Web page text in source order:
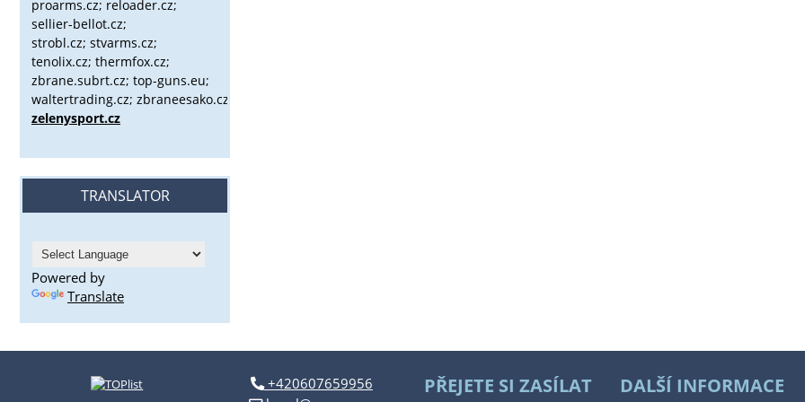
proarms.cz; reloader.cz;
sellier-bellot.cz;
strobl.cz; stvarms.cz;
tenolix.cz; thermfox.cz;
zbrane.subrt.cz; top-guns.eu;
waltertrading.cz; zbraneesako.cz;
zelenysport.cz
TRANSLATOR
Powered by
Translate
+420607659956
PŘEJETE SI ZASÍLAT
DALŠÍ INFORMACE